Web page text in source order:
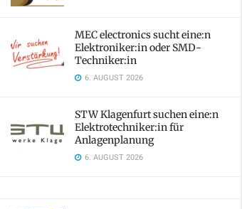
MEC electronics sucht eine:n
Elektroniker:in oder SMD-
Techniker:in
6. AUGUST 2026
STW Klagenfurt suchen eine:n
Elektrotechniker:in für
Anlagenplanung
6. AUGUST 2026